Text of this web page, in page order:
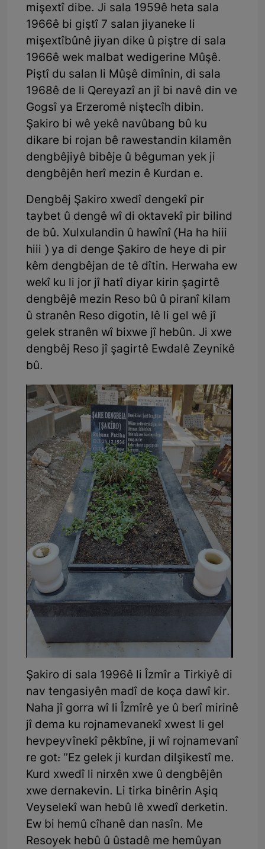
mişextî dibe. Ji sala 1959ê heta sala
1966ê bi giştî 7 salan jiyaneke li
mişextîbûnê jiyan dike û piştre di sala
1966ê wek malbat wedigerine Mûşê.
Piştî du salan li Mûşê dimînin, di sala
1968ê de li Qereyazî an jî bi navê din ve
Gogsî ya Erzeromê niştecîh dibin.
Şakiro bi wê yekê navûbang bû ku
dikare bi rojan bê rawestandin kilamên
dengbêjiyê bibêje û bêguman yek ji
dengbêjên herî mezin ê Kurdan e.
Dengbêj Şakiro xwedî dengekî pir
taybet û dengê wî di oktavekî pir bilind
de bû. Xulxulandin û hawînî (Ha ha hiii
hiii ) ya di denge Şakiro de heye di pir
kêm dengbêjan de tê dîtin. Herwaha ew
wekî ku li jor jî hatî diyar kirin şagirtê
dengbêjê mezin Reso bû û piranî kilam
û stranên Reso digotin, lê li gel wê jî
gelek stranên wî bixwe jî hebûn. Ji xwe
dengbêj Reso jî şagirtê Ewdalê Zeynikê
bû.
Şakiro di sala 1996ê li Îzmîr a Tirkiyê di
nav tengasiyên madî de koça dawî kir.
Naha jî gorra wî li Îzmîrê ye û berî mirinê
jî dema ku rojnamevanekî xwest li gel
hevpeyvînekî pêkbîne, ji wî rojnamevanî
re got: ‘’Ez gelek ji kurdan dilşikestî me.
Kurd xwedî li nirxên xwe û dengbêjên
xwe dernakevin. Li tirka binêrin Aşiq
Veyselekî wan hebû lê xwedî derketin.
Ew bi hemû cîhanê dan nasîn. Me
Resoyek hebû û ûstadê me hemûyan